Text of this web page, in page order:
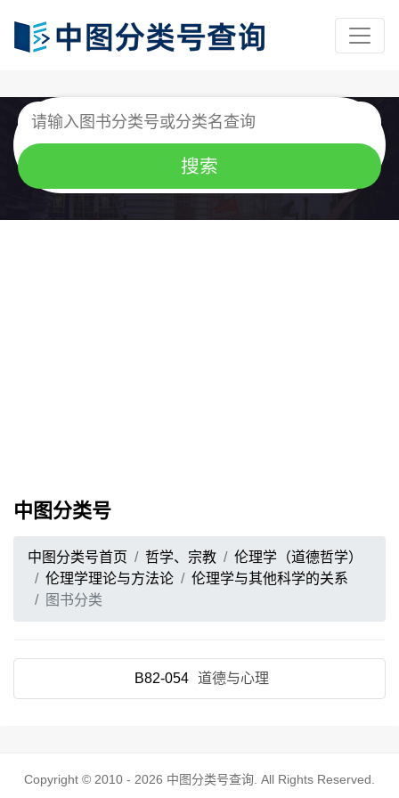
中图分类号
中图分类号首页 哲学、宗教
伦理学（道德哲学）
伦理学理论与方法论
伦理学与其他科学的关系
图书分类
B82-054 道德与心理
Copyright © 2010 - 2026 中图分类号查询 . All Rights Reserved.